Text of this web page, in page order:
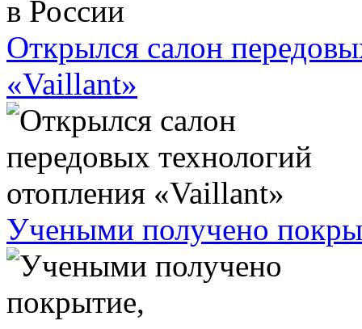
Открылся салон
«Vaillant»
Учеными получено